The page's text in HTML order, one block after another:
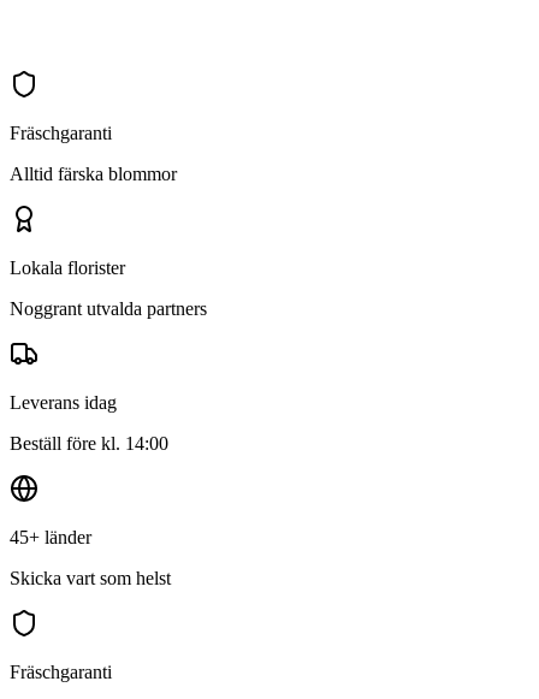
Fräschgaranti
Alltid färska blommor
Lokala florister
Noggrant utvalda partners
Leverans idag
Beställ före kl. 14:00
45+ länder
Skicka vart som helst
Fräschgaranti